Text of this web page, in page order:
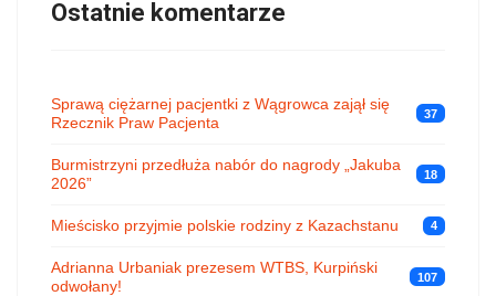
Ostatnie komentarze
Sprawą ciężarnej pacjentki z Wągrowca zajął się
Rzecznik Praw Pacjenta
37
Burmistrzyni przedłuża nabór do nagrody „Jakuba
2026”
18
Mieścisko przyjmie polskie rodziny z Kazachstanu 4
Adrianna Urbaniak prezesem WTBS, Kurpiński
odwołany!
107